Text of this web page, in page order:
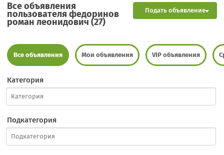
Все объявления
пользователя федоринов
роман леонидович (27)
Подать объявление
Все объявления Мои объявления VIP объявления
Категория
Подкатегория